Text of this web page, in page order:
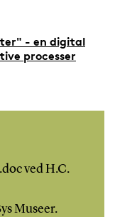
- en digital
processer
ved H.C.
Museer.